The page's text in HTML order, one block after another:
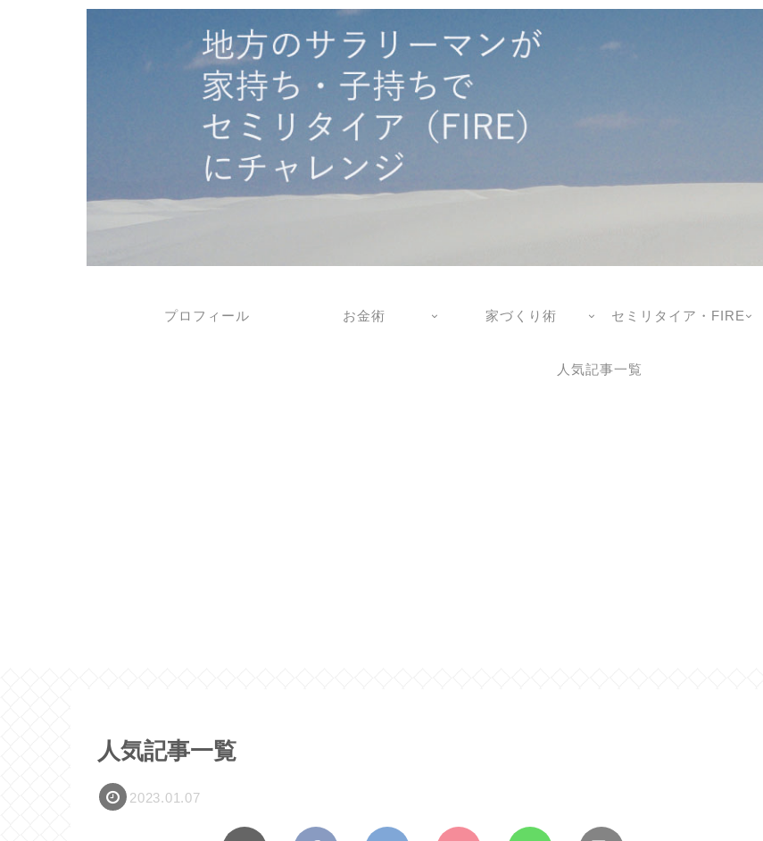
プロフィール お金術 家づくり術 セミリタイア・FIRE
人気記事一覧
人気記事一覧
2023.01.07